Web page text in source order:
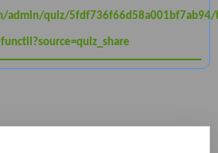
admin/quiz/